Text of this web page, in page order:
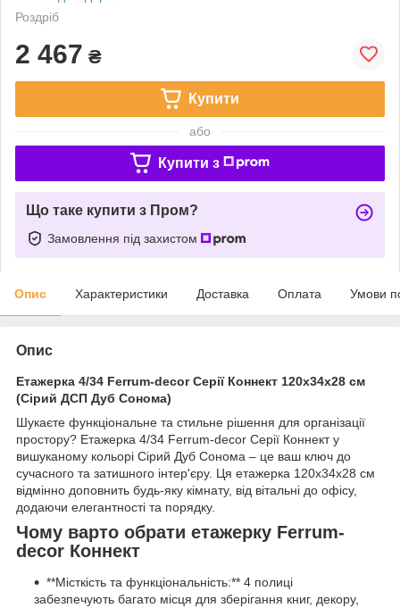
Роздріб
2 467 ₴
Купити
або
Купити з
Що таке купити з Пром?
Замовлення під захистом
Опис Характеристики Доставка Оплата Умови
Опис
Етажерка 4/34 Ferrum-decor Серії Коннект 120x34x28 см
(Сірий ДСП Дуб Сонома)
Шукаєте функціональне та стильне рішення для організації
простору? Етажерка 4/34 Ferrum-decor Серії Коннект у
вишуканому кольорі Сірий Дуб Сонома – це ваш ключ до
сучасного та затишного інтер'єру. Ця етажерка 120x34x28 см
відмінно доповнить будь-яку кімнату, від вітальні до офісу,
додаючи елегантності та порядку.
Чому варто обрати етажерку Ferrum-
decor Коннект
**Місткість та функціональність:** 4 полиці
забезпечують багато місця для зберігання книг, декору,